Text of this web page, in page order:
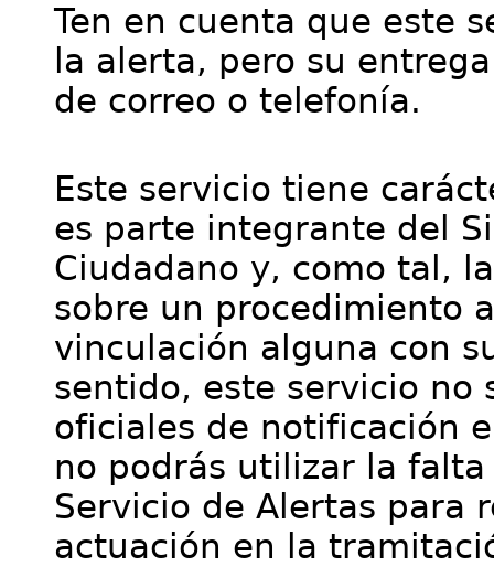
Ten en cuenta que este
la alerta, pero su
de correo o telefonía.
Este servicio tiene
es parte integrante del
Ciudadano y, como tal,
sobre un procedimiento
vinculación alguna con
sentido, este servicio no
oficiales de notificación
no podrás utilizar la
Servicio de Alertas para
actuación en la